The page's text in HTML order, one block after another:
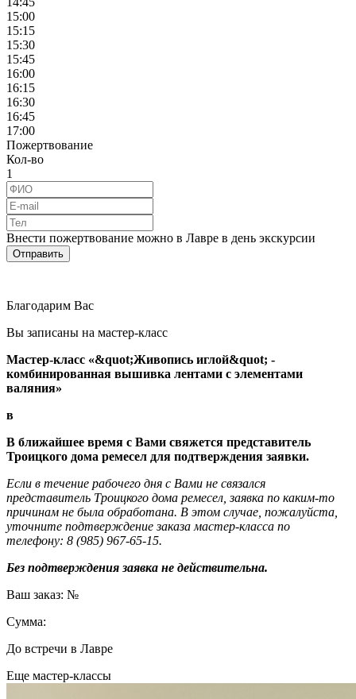
15:00
15:15
15:30
15:45
16:00
16:15
16:30
16:45
17:00
Пожертвование
Кол-во
1
Внести пожертвование можно в Лавре в день экскурсии
Благодарим Вас
Вы записаны на мастер-класс
Мастер-класс «&quot;Живопись иглой&quot; -
комбинированная вышивка лентами с элементами
валяния»
в
В ближайшее время с Вами свяжется представитель
Троицкого дома ремесел для подтверждения заявки.
Если в течение рабочего дня с Вами не связался
представитель Троицкого дома ремесел, заявка по каким-то
причинам не была обработана. В этом случае, пожалуйста,
уточните подтверждение заказа мастер-класса по
телефону: 8 (985) 967-65-15.
Без подтверждения заявка не действительна.
Ваш заказ: №
Сумма:
До встречи в Лавре
Еще мастер-классы